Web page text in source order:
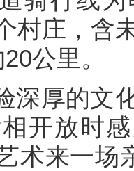
村庄，含
公里。
深厚的文
开放时
术来一场